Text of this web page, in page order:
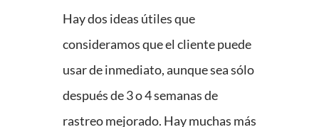
Hay dos ideas útiles que
consideramos que el cliente puede
usar de inmediato, aunque sea sólo
después de 3 o 4 semanas de
rastreo mejorado. Hay muchas más